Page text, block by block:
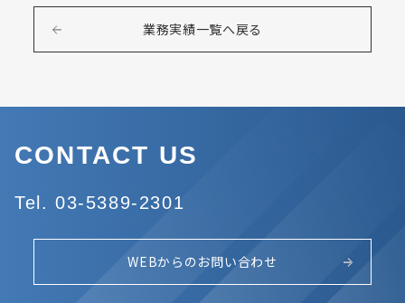
業務実績一覧へ戻る
CONTACT US
Tel. 03-5389-2301
WEBからのお問い合わせ